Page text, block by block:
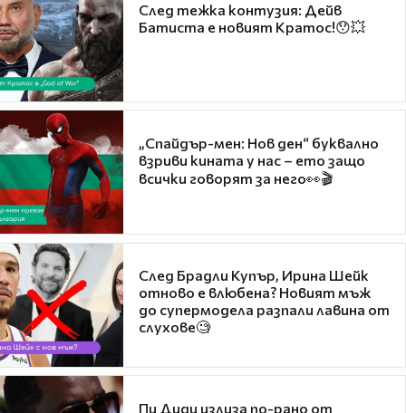
След тежка контузия: Дейв
Батиста е новият Кратос!😯💥
„Спайдър-мен: Нов ден“ буквално
взриви кината у нас – ето защо
всички говорят за него👀🎬
След Брадли Купър, Ирина Шейк
отново е влюбена? Новият мъж
до супермодела разпали лавина от
слухове🧐
Пи Диди излиза по-рано от